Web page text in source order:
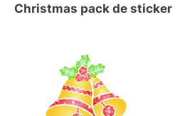
Christmas pack de sticker